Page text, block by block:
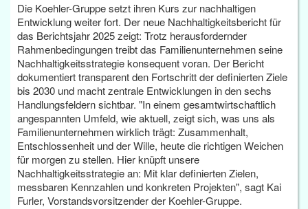
Die Koehler-Gruppe setzt ihren Kurs zur nachhaltigen
Entwicklung weiter fort. Der neue Nachhaltigkeitsbericht für
das Berichtsjahr 2025 zeigt: Trotz herausfordernder
Rahmenbedingungen treibt das Familienunternehmen seine
Nachhaltigkeitsstrategie konsequent voran. Der Bericht
dokumentiert transparent den Fortschritt der definierten Ziele
bis 2030 und macht zentrale Entwicklungen in den sechs
Handlungsfeldern sichtbar. "In einem gesamtwirtschaftlich
angespannten Umfeld, wie aktuell, zeigt sich, was uns als
Familienunternehmen wirklich trägt: Zusammenhalt,
Entschlossenheit und der Wille, heute die richtigen Weichen
für morgen zu stellen. Hier knüpft unsere
Nachhaltigkeitsstrategie an: Mit klar definierten Zielen,
messbaren Kennzahlen und konkreten Projekten", sagt Kai
Furler, Vorstandsvorsitzender der Koehler-Gruppe.